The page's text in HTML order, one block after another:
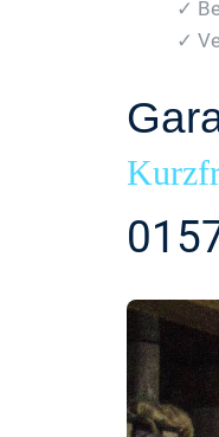
✓
✓